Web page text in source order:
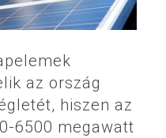
az ország
hiszen az
6500 megawatt